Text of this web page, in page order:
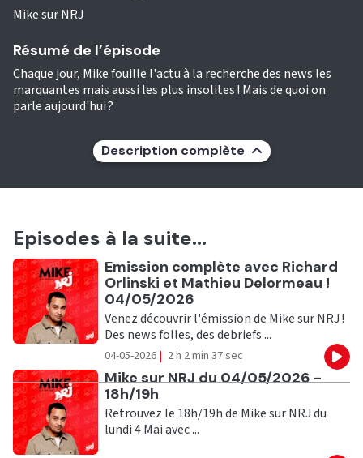
Mike sur NRJ
Résumé de l’épisode
Chaque jour, Mike fouille l'actu à la recherche des news les
marquantes mais aussi les plus insolites ! Mais de quoi on
parle aujourd'hui ?
Description complète
Episodes à la suite...
Ecouter
Emission complète avec Richard
Orlinski et Mathieu Delormeau !
04/05/2026
Venez découvrir l'émission de Mike sur NRJ !
Des news folles, des debriefs ...
04-05-2026 | 2 h 2 min 37 sec
Ecouter
Mike sur NRJ du 04/05/2026 -
18h/19h
Retrouvez le 18h/19h de Mike sur NRJ du
lundi 4 Mai avec ...